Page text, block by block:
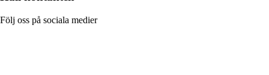
Följ oss på sociala medier